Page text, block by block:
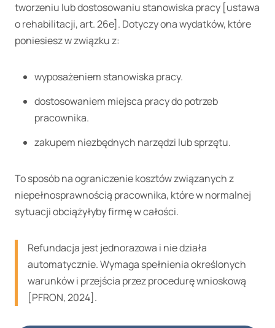
tworzeniu lub dostosowaniu stanowiska pracy [ustawa
o rehabilitacji, art. 26e]. Dotyczy ona wydatków, które
poniesiesz w związku z:
wyposażeniem stanowiska pracy.
dostosowaniem miejsca pracy do potrzeb
pracownika.
zakupem niezbędnych narzędzi lub sprzętu.
To sposób na ograniczenie kosztów związanych z
niepełnosprawnością pracownika, które w normalnej
sytuacji obciążyłyby firmę w całości.
Refundacja jest jednorazowa i nie działa
automatycznie. Wymaga spełnienia określonych
warunków i przejścia przez procedurę wnioskową
[PFRON, 2024].